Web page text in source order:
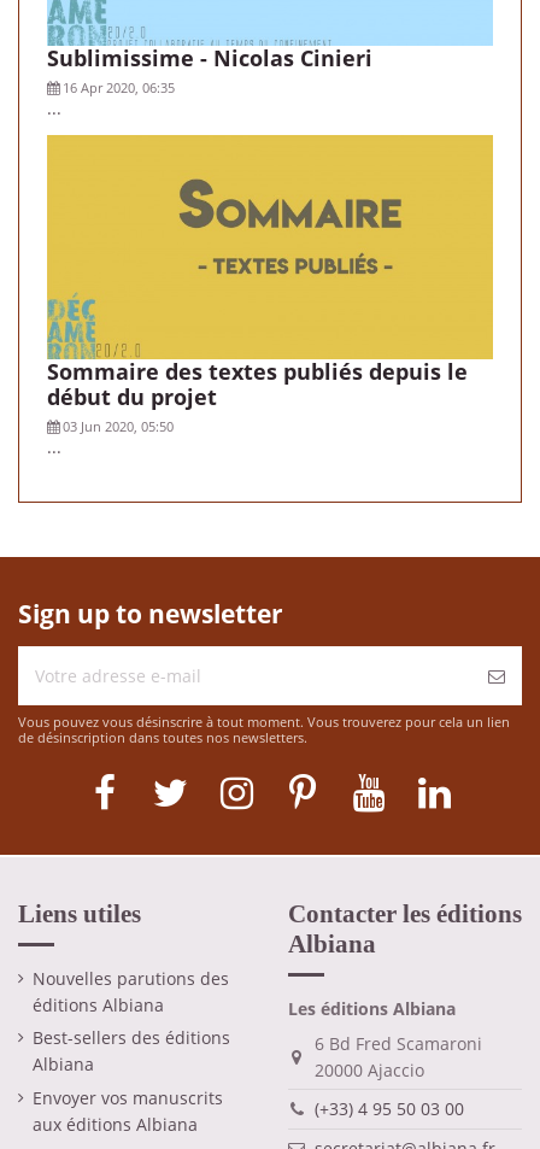
Sublimissime - Nicolas Cinieri
16 Apr 2020, 06:35
...
Sommaire des textes publiés depuis le
début du projet
03 Jun 2020, 05:50
...
Sign up to newsletter
Vous pouvez vous désinscrire à tout moment. Vous trouverez pour cela un lien
de désinscription dans toutes nos newsletters.
Liens utiles
Nouvelles parutions des
éditions Albiana
Best-sellers des éditions
Albiana
Envoyer vos manuscrits
aux éditions Albiana
Contacter les éditions
Albiana
Les éditions Albiana
6 Bd Fred Scamaroni
20000 Ajaccio
(+33) 4 95 50 03 00